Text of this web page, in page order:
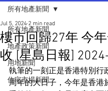
所有地產新聞
地產政策新聞
用地新聞
住宅市場新聞
所有地產新聞
樓市回歸27年 今
收 [星島日報]
Jul 5, 2024 2 min read
執筆的一刻正是香港特別行
周年的大日子，今年是香港